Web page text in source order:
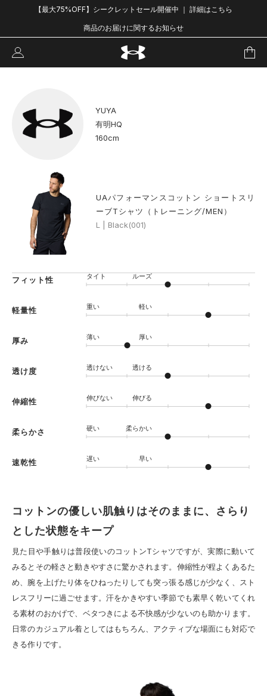
【最大75%OFF】シークレットセール開催中 ｜ 詳細はこちら
商品のお届けに関するお知らせ
YUYA
有明HQ
160cm
UAパフォーマンスコットン ショートスリ
ーブTシャツ（トレーニング/MEN）
L | Black(001)
フィット性 タイト ルーズ
軽量性 重い 軽い
厚み 薄い 厚い
透け度 透けない 透ける
伸縮性 伸びない 伸びる
柔らかさ 硬い 柔らかい
速乾性 遅い 早い
コットンの優しい肌触りはそのままに、さらり
とした状態をキープ
見た目や手触りは普段使いのコットンTシャツですが、実際に動いて
みるとその軽さと動きやすさに驚かされます。伸縮性が程よくあるた
め、腕を上げたり体をひねったりしても突っ張る感じが少なく、スト
レスフリーに過ごせます。汗をかきやすい季節でも素早く乾いてくれ
る素材のおかげで、ベタつきによる不快感が少ないのも助かります。
日常のカジュアル着としてはもちろん、アクティブな場面にも対応で
きる作りです。